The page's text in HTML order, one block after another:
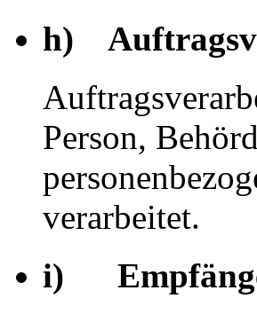
h)
Person,
verarbeitet.
i)